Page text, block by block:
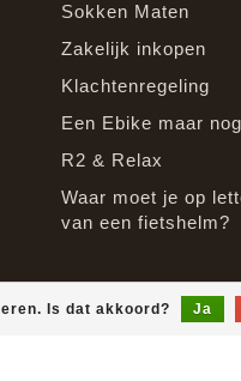
Is dat akkoord? Ja
Sokken Maten
Zakelijk inkopen
Klachtenregeling
Een Ebike maar
R2 & Relax
Waar moet je op
van een fietshelm?